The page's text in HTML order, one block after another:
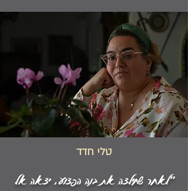
טלי חדד
"לאחר שחילצה את בנה הפצוע, יצאה אל